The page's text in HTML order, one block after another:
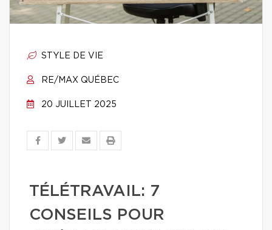
STYLE DE VIE
RE/MAX QUÉBEC
20 JUILLET 2025
TÉLÉTRAVAIL: 7
CONSEILS POUR